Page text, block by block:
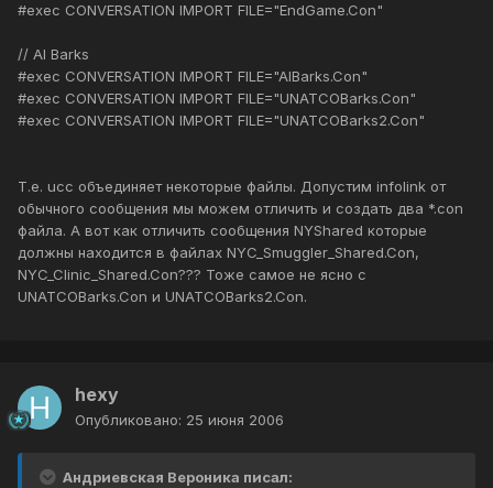
#exec CONVERSATION IMPORT FILE="EndGame.Con"
// AI Barks
#exec CONVERSATION IMPORT FILE="AIBarks.Con"
#exec CONVERSATION IMPORT FILE="UNATCOBarks.Con"
#exec CONVERSATION IMPORT FILE="UNATCOBarks2.Con"
Т.е. ucc объединяет некоторые файлы. Допустим infolink от
обычного сообщения мы можем отличить и создать два *.con
файла. А вот как отличить сообщения NYShared которые
должны находится в файлах NYC_Smuggler_Shared.Con,
NYC_Clinic_Shared.Con??? Тоже самое не ясно с
UNATCOBarks.Con и UNATCOBarks2.Con.
hexy
Опубликовано: 25 июня 2006
Андриевская Вероника писал: